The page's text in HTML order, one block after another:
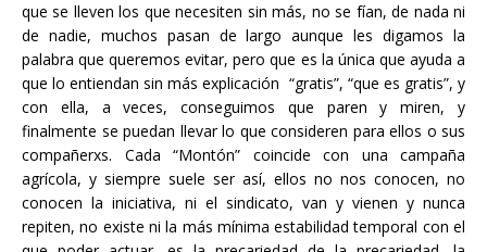
que se lleven los que necesiten sin más, no se fían, de nada ni
de nadie, muchos pasan de largo aunque les digamos la
palabra que queremos evitar, pero que es la única que ayuda a
que lo entiendan sin más explicación “gratis”, “que es gratis”, y
con ella, a veces, conseguimos que paren y miren, y
finalmente se puedan llevar lo que consideren para ellos o sus
compañerxs. Cada “Montón” coincide con una campaña
agrícola, y siempre suele ser así, ellos no nos conocen, no
conocen la iniciativa, ni el sindicato, van y vienen y nunca
repiten, no existe ni la más mínima estabilidad temporal con el